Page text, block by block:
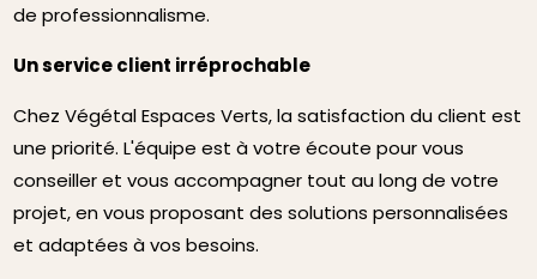
de professionnalisme.
Un service client irréprochable
Chez Végétal Espaces Verts, la satisfaction du client est
une priorité. L'équipe est à votre écoute pour vous
conseiller et vous accompagner tout au long de votre
projet, en vous proposant des solutions personnalisées
et adaptées à vos besoins.